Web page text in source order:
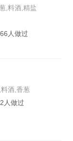
,料酒,精盐
66人做过
酒,香葱
2人做过